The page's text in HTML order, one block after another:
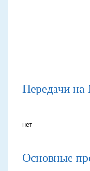
Передачи на
нет
Основные